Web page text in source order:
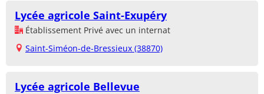
Lycée agricole Saint-Exupéry
Établissement Privé avec un internat
Saint-Siméon-de-Bressieux (38870)
Lycée agricole Bellevue